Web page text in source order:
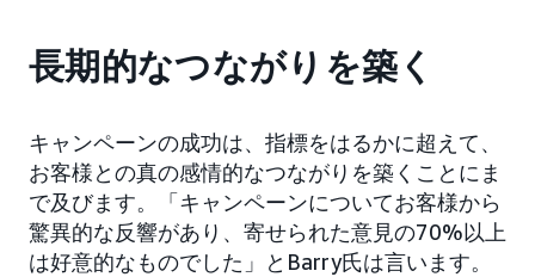
長期的なつながりを築く
キャンペーンの成功は、指標をはるかに超えて、
お客様との真の感情的なつながりを築くことにま
で及びます。「キャンペーンについてお客様から
驚異的な反響があり、寄せられた意見の70%以上
は好意的なものでした」とBarry氏は言います。